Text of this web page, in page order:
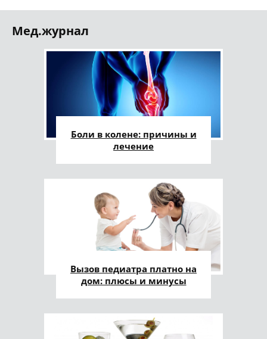
Мед.журнал
Боли в колене: причины и
лечение
Вызов педиатра платно на
дом: плюсы и минусы